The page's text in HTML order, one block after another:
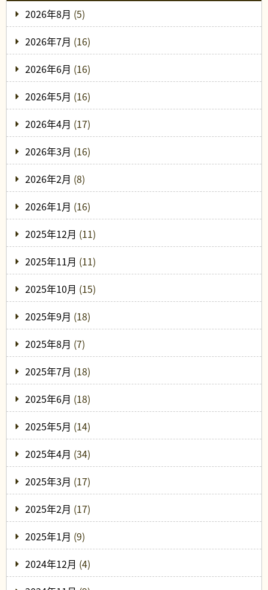
2026年8月 (5)
2026年7月 (16)
2026年6月 (16)
2026年5月 (16)
2026年4月 (17)
2026年3月 (16)
2026年2月 (8)
2026年1月 (16)
2025年12月 (11)
2025年11月 (11)
2025年10月 (15)
2025年9月 (18)
2025年8月 (7)
2025年7月 (18)
2025年6月 (18)
2025年5月 (14)
2025年4月 (34)
2025年3月 (17)
2025年2月 (17)
2025年1月 (9)
2024年12月 (4)